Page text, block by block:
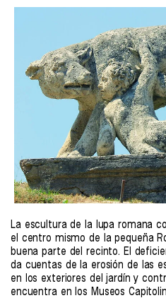
La escultura de la lupa romana
el centro mismo de la pequeña
buena parte del recinto. El
da cuentas de la erosión de las
en los exteriores del jardín y
encuentra en los Museos